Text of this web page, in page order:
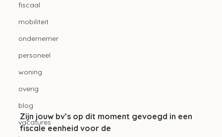
fiscaal
mobiliteit
ondernemer
personeel
woning
overig
blog
vacatures
Zijn jouw bv’s op dit moment gevoegd in een
fiscale eenheid voor de